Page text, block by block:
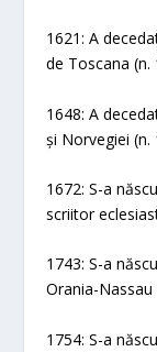
1621: A
de Toscana (n.
1648: A
și Norvegiei (n.
1672: S-a
scriitor
1743: S-a
Orania-Nassau
1754: S-a